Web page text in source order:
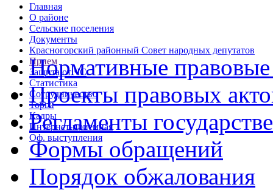
Главная
О районе
Сельские поселения
Документы
Красногорский районный Совет народных депутатов
Прием
Защита от ЧС
Статистика
Сотрудничество
Торги
Кадры
Интернет-приемная
Оф. выступления
Нормативные
Проекты правовых
Регламенты
Формы обращений
Порядок обжалования